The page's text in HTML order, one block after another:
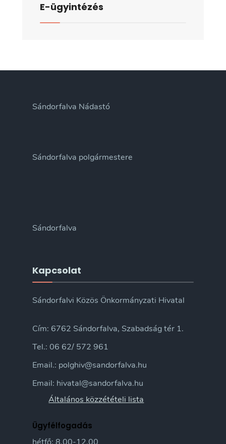
E-ügyintézés
Sándorfalva Nádastó
Sándorfalva polgármestere
Sándorfalva
Kapcsolat
Sándorfalvi Közös Önkormányzati Hivatal
Cím: 6762 Sándorfalva, Szabadság tér 1.
Tel.: 06 62/ 572 961
Email.: polghiv@sandorfalva.hu
Email: hivatal@sandorfalva.hu
Általános közzétételi lista
Ügyfélfogadás